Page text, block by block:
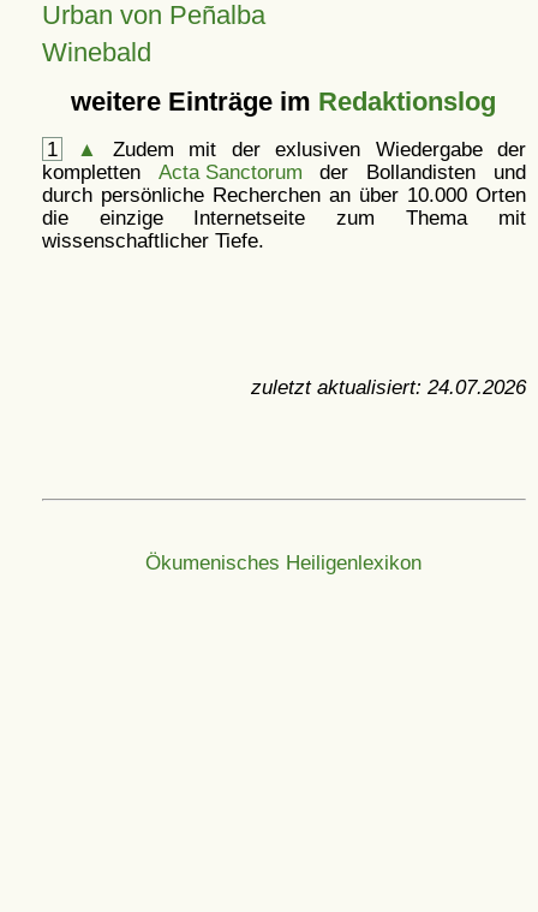
Urban von Peñalba
Winebald
weitere Einträge im Redaktionslog
1 ▲
Zudem mit der exlusiven Wiedergabe der
kompletten Acta Sanctorum der Bollandisten und
durch persönliche Recherchen an über 10.000 Orten
die einzige Internetseite zum Thema mit
wissenschaftlicher Tiefe.
zuletzt aktualisiert: 24.07.2026
Ökumenisches Heiligenlexikon